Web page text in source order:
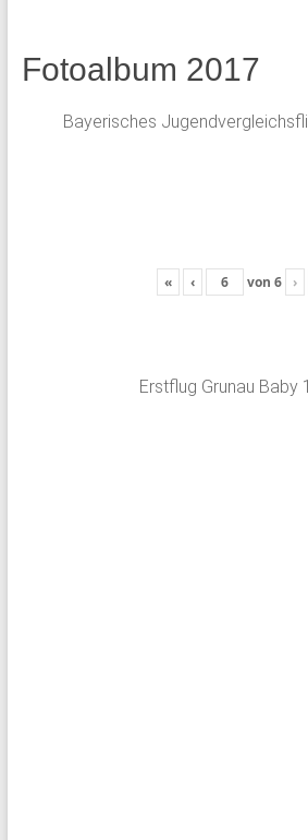
Fotoalbum 2017
Bayerisches
« ‹ von 6 ›
Erstflug Grunau Baby